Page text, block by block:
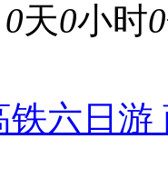
0天0小时0
铁六日